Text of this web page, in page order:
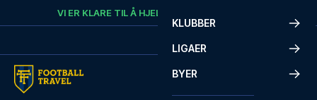
Skip to contentVI ER KLARE TIL Å HJELPE
KLUBBER
LIGAER
BYER